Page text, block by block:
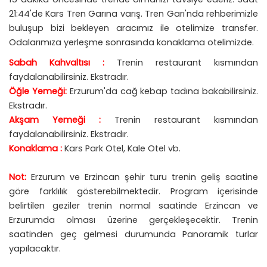
21:44'de Kars Tren Garına varış. Tren Garı'nda rehberimizle
buluşup bizi bekleyen aracımız ile otelimize transfer.
Odalarımıza yerleşme sonrasında konaklama otelimizde.
Sabah Kahvaltısı : Trenin restaurant kısmından
faydalanabilirsiniz. Ekstradır.
Öğle Yemeği: Erzurum'da cağ kebap tadına bakabilirsiniz.
Ekstradır.
Akşam Yemeği : Trenin restaurant kısmından
faydalanabilirsiniz. Ekstradır.
Konaklama : Kars Park Otel, Kale Otel vb.
Not: Erzurum ve Erzincan şehir turu trenin geliş saatine
göre farklılık gösterebilmektedir. Program içerisinde
belirtilen geziler trenin normal saatinde Erzincan ve
Erzurumda olması üzerine gerçekleşecektir. Trenin
saatinden geç gelmesi durumunda Panoramik turlar
yapılacaktır.